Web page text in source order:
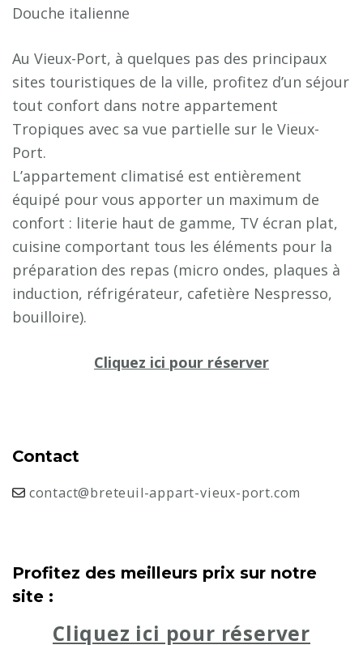
Douche italienne
Au Vieux-Port, à quelques pas des principaux
sites touristiques de la ville, profitez d’un séjour
tout confort dans notre appartement
Tropiques avec sa vue partielle sur le Vieux-
Port.
L’appartement climatisé est entièrement
équipé pour vous apporter un maximum de
confort : literie haut de gamme, TV écran plat,
cuisine comportant tous les éléments pour la
préparation des repas (micro ondes, plaques à
induction, réfrigérateur, cafetière Nespresso,
bouilloire).
Cliquez ici pour réserver
Contact
contact@breteuil-appart-vieux-port.com
Profitez des meilleurs prix sur notre
site :
Cliquez ici pour réserver